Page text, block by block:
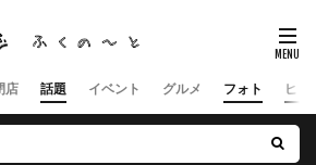
店 話題 イベント グルメ フォト ヒト
砺 福野 福光
神社